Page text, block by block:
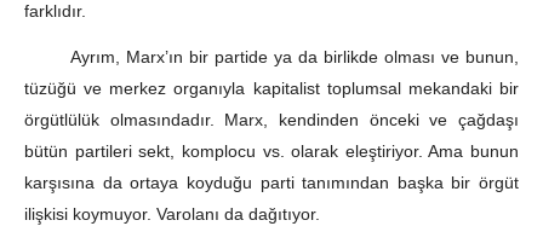
farklıdır.
Ayrım, Marx’ın bir partide ya da birlikde olması ve bunun,
tüzüğü ve merkez organıyla kapitalist toplumsal mekandaki bir
örgütlülük olmasındadır. Marx, kendinden önceki ve çağdaşı
bütün partileri sekt, komplocu vs. olarak eleştiriyor. Ama bunun
karşısına da ortaya koyduğu parti tanımından başka bir örgüt
ilişkisi koymuyor. Varolanı da dağıtıyor.